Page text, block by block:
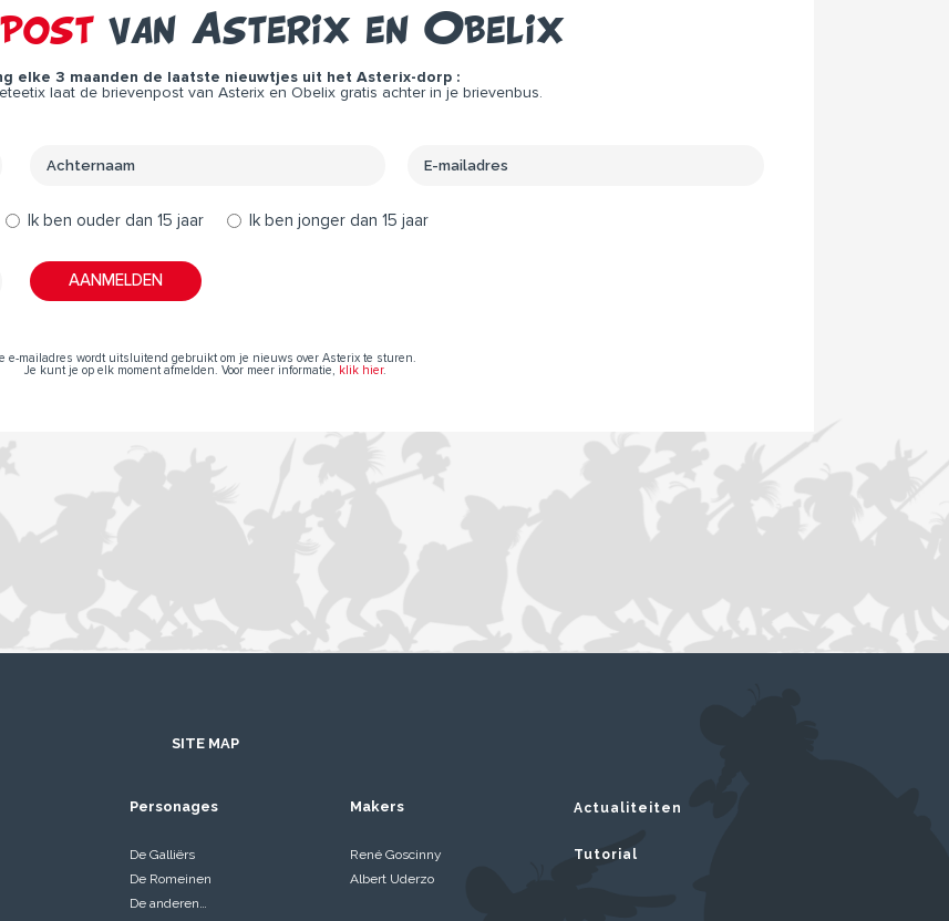
van Asterix en Obelix
elke 3 maanden de laatste nieuwtjes uit het Asterix-dorp :
laat de brievenpost van Asterix en Obelix gratis achter in je brievenbus.
Ik ben ouder dan 15 jaar Ik ben jonger dan 15 jaar
e-mailadres wordt uitsluitend gebruikt om je nieuws over Asterix te sturen.
Je kunt je op elk moment afmelden. Voor meer informatie,
klik hier.
SITE MAP
Personages
De Galliërs
De Romeinen
De anderen…
Makers
René Goscinny
Albert Uderzo
Actualiteiten
Tutorial